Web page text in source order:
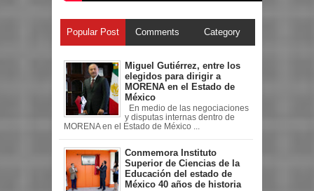
Popular Post Comments Category
Miguel Gutiérrez, entre los
elegidos para dirigir a
MORENA en el Estado de
México
En medio de las negociaciones
y disputas internas dentro de
MORENA en el Estado de México ...
Conmemora Instituto
Superior de Ciencias de la
Educación del estado de
México 40 años de historia